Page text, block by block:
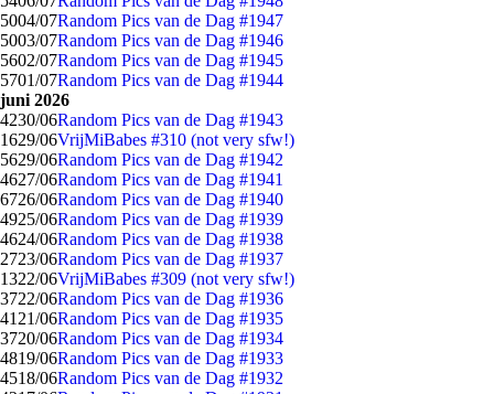
5004/07Random Pics van de Dag #1947
5003/07Random Pics van de Dag #1946
5602/07Random Pics van de Dag #1945
5701/07Random Pics van de Dag #1944
juni 2026
4230/06Random Pics van de Dag #1943
1629/06VrijMiBabes #310 (not very sfw!)
5629/06Random Pics van de Dag #1942
4627/06Random Pics van de Dag #1941
6726/06Random Pics van de Dag #1940
4925/06Random Pics van de Dag #1939
4624/06Random Pics van de Dag #1938
2723/06Random Pics van de Dag #1937
1322/06VrijMiBabes #309 (not very sfw!)
3722/06Random Pics van de Dag #1936
41 21/06Random Pics van de Dag #1935
3720/06Random Pics van de Dag #1934
4819/06Random Pics van de Dag #1933
4518/06Random Pics van de Dag #1932